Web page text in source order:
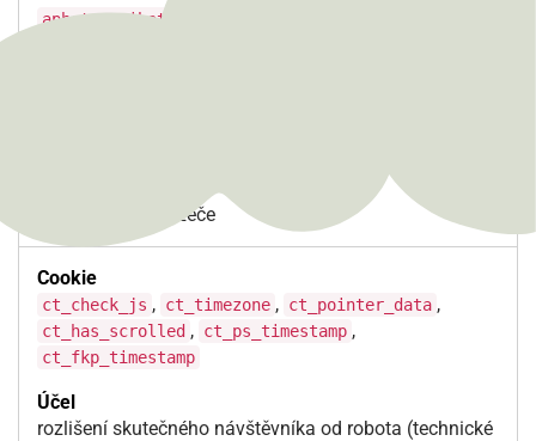
apbct_antibot
do zavření prohlížeče
ct_check_js , ct_timezone , ct_pointer_data ,
ct_has_scrolled , ct_ps_timestamp ,
ct_fkp_timestamp
rozlišení skutečného návštěvníka od robota (technické